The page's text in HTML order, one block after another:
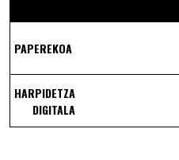
PAPEREKOA
HARPIDETZA
DIGITALA